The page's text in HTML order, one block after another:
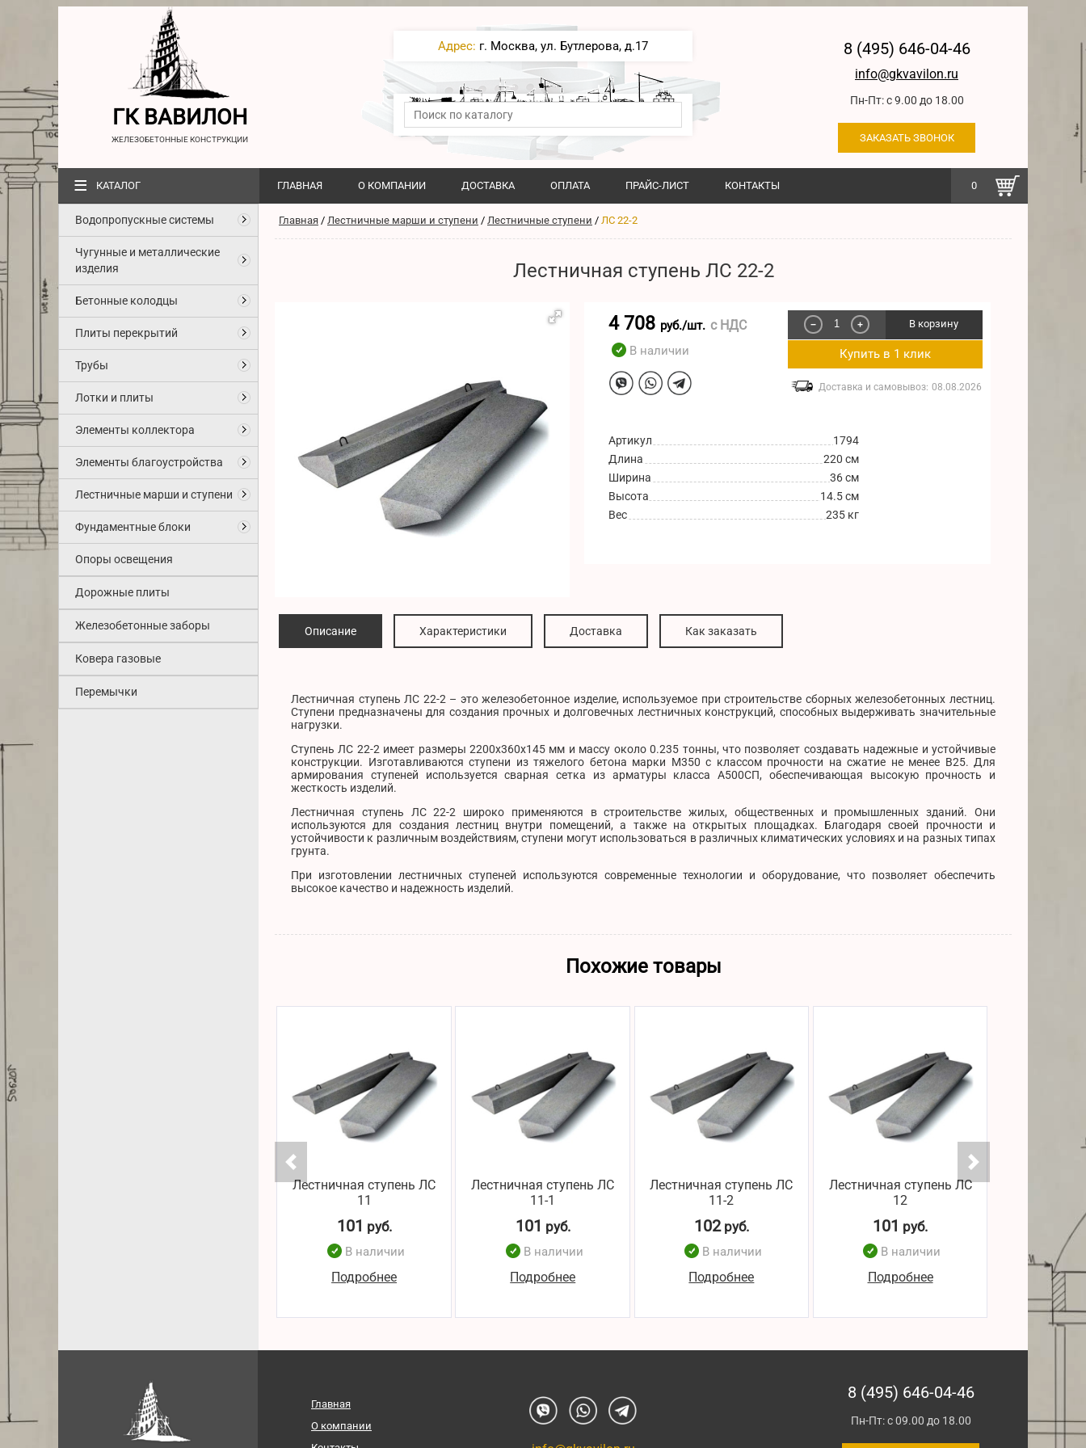
ГК ВАВИЛОН
ЖЕЛЕЗОБЕТОННЫЕ КОНСТРУКЦИИ
Адрес: г. Москва, ул. Бутлерова, д.17 8 (495) 646-04-46
info@gkvavilon.ru
Пн-Пт: с 9.00 до 18.00
ЗАКАЗАТЬ ЗВОНОК
0
≡ КАТАЛОГ ГЛАВНАЯ О КОМПАНИИ ДОСТАВКА ОПЛАТА ПРАЙС-ЛИСТ КОНТАКТЫ
Водопропускные системы
Чугунные и металлические
изделия
Бетонные колодцы
Плиты перекрытий
Трубы
Лотки и плиты
Элементы коллектора
Элементы благоустройства
Лестничные марши и ступени
Фундаментные блоки
Опоры освещения
Дорожные плиты
Железобетонные заборы
Ковера газовые
Перемычки
Главная / Лестничные марши и ступени / Лестничные ступени / ЛС 22-2
Лестничная ступень ЛС 22-2
4 708 руб./шт. с НДС
В наличии
− + В корзину
Купить в 1 клик
Доставка и самовывоз: 08.08.2026
Артикул
1794
Длина
220 см
Ширина
36 см
Высота
14.5 см
Вес
235 кг
Описание Характеристики Доставка Как заказать
Лестничная ступень ЛС 22-2 – это железобетонное изделие, используемое при строительстве сборных железобетонных лестниц.
Ступени предназначены для создания прочных и долговечных лестничных конструкций, способных выдерживать значительные
нагрузки.
Ступень ЛС 22-2 имеет размеры 2200х360х145 мм и массу около 0.235 тонны, что позволяет создавать надежные и устойчивые
конструкции. Изготавливаются ступени из тяжелого бетона марки М350 с классом прочности на сжатие не менее В25. Для
армирования ступеней используется сварная сетка из арматуры класса А500СП, обеспечивающая высокую прочность и
жесткость изделий.
Лестничная ступень ЛС 22-2 широко применяются в строительстве жилых, общественных и промышленных зданий. Они
используются для создания лестниц внутри помещений, а также на открытых площадках. Благодаря своей прочности и
устойчивости к различным воздействиям, ступени могут использоваться в различных климатических условиях и на разных типах
грунта.
При изготовлении лестничных ступеней используются современные технологии и оборудование, что позволяет обеспечить
высокое качество и надежность изделий.
Похожие товары
Лестничная ступень ЛС
11
101 руб.
В наличии
Подробнее
Лестничная ступень ЛС
11-1
101 руб.
В наличии
Подробнее
Лестничная ступень ЛС
11-2
102руб.
В наличии
Подробнее
Лестничная ступень ЛС
12
101 руб.
В наличии
Подробнее
102
В
Главная
О компании
8 (495) 646-04-46
Пн-Пт: с 09.00 до 18.00